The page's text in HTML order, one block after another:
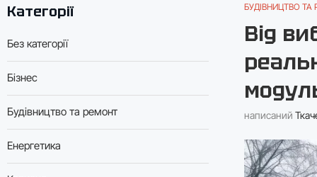
БУДІВНИЦТВО ТА
Від
написаний
Категорії
Без категорії
Бізнес
Будівництво та ремонт
Енергетика